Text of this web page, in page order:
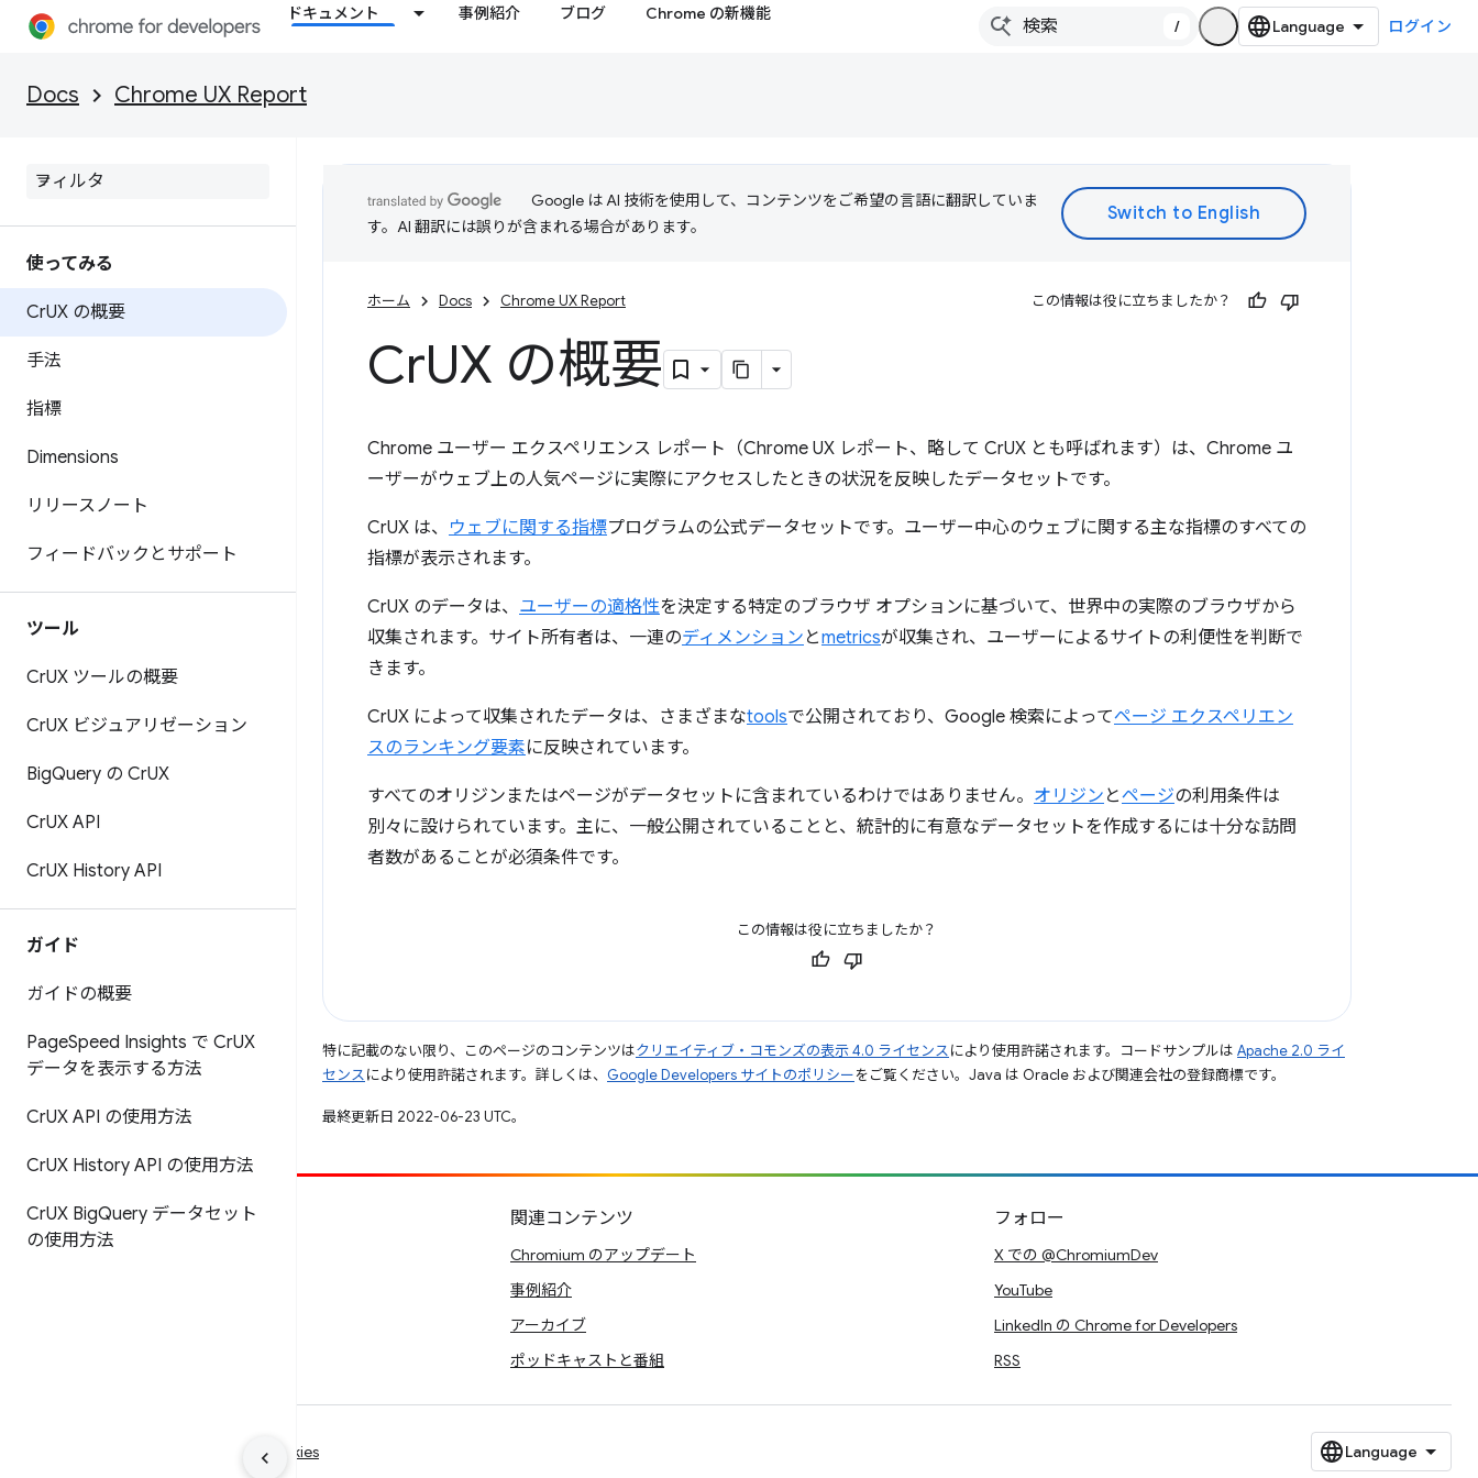
ドキュメント 事例紹介 ブログ Chrome の新機能
/ ログイン
Docs Chrome UX Report
使ってみる
CrUX の概要
手法
指標
Dimensions
リリースノート
フィードバックとサポート
ツール
CrUX ツールの概要
CrUX ビジュアリゼーション
BigQuery の CrUX
CrUX API
CrUX History API
ガイド
ガイドの概要
PageSpeed Insights で CrUX
データを表示する方法
CrUX API の使用方法
CrUX History API の使用方法
CrUX BigQuery データセット
の使用方法
Google は AI 技術を使用して、コンテンツをご希望の言語に翻訳していま
す。AI 翻訳には誤りが含まれる場合があります。
ホーム Docs Chrome UX Report この情報は役に立ちましたか？
CrUX の概要
Chrome ユーザー エクスペリエンス レポート（Chrome UX レポート、略して CrUX とも呼ばれます）は、Chrome ユ
ーザーがウェブ上の人気ページに実際にアクセスしたときの状況を反映したデータセットです。
CrUX は、 ウェブに関する指標プログラムの公式データセットです。ユーザー中心のウェブに関する主な指標のすべての
指標が表示されます。
CrUX のデータは、 ユーザーの適格性を決定する特定のブラウザ オプションに基づいて、世界中の実際のブラウザから
収集されます。サイト所有者は、一連のディメンション とmetricsが収集され、ユーザーによるサイトの利便性を判断で
きます。
CrUX によって収集されたデータは、さまざまなtoolsで公開されており、Google 検索によってページ エクスペリエン
スのランキング要素に反映されています。
すべてのオリジンまたはページがデータセットに含まれているわけではありません。 オリジン とページの利用条件は
別々に設けられています。主に、一般公開されていることと、統計的に有意なデータセットを作成するには十分な訪問
者数があることが必須条件です。
この情報は役に立ちましたか？
特に記載のない限り、このページのコンテンツはクリエイティブ・コモンズの表示 4.0 ライセンスにより使用許諾されます。コードサンプルは Apache 2.0 ライ
センスにより使用許諾されます。詳しくは、 Google Developers サイトのポリシーをご覧ください。Java は Oracle および関連会社の登録商標です。
最終更新日 2022-06-23 UTC。
投稿 関連コンテンツ
Chromium のアップデート
事例紹介
アーカイブ
ポッドキャストと番組
フォロー
X での @ChromiumDev
YouTube
LinkedIn の Chrome for Developers
RSS
Manage cookies